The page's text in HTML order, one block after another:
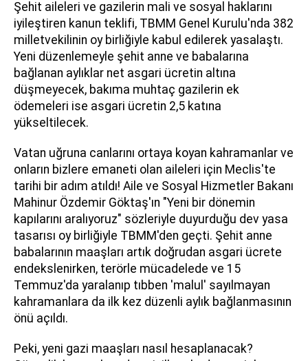
Şehit aileleri ve gazilerin mali ve sosyal haklarını
iyileştiren kanun teklifi, TBMM Genel Kurulu'nda 382
milletvekilinin oy birliğiyle kabul edilerek yasalaştı.
Yeni düzenlemeyle şehit anne ve babalarına
bağlanan aylıklar net asgari ücretin altına
düşmeyecek, bakıma muhtaç gazilerin ek
ödemeleri ise asgari ücretin 2,5 katına
yükseltilecek.
Vatan uğruna canlarını ortaya koyan kahramanlar ve
onların bizlere emaneti olan aileleri için Meclis'te
tarihi bir adım atıldı! Aile ve Sosyal Hizmetler Bakanı
Mahinur Özdemir Göktaş'ın "Yeni bir dönemin
kapılarını aralıyoruz" sözleriyle duyurduğu dev yasa
tasarısı oy birliğiyle TBMM'den geçti. Şehit anne
babalarının maaşları artık doğrudan asgari ücrete
endekslenirken, terörle mücadelede ve 15
Temmuz'da yaralanıp tıbben 'malul' sayılmayan
kahramanlara da ilk kez düzenli aylık bağlanmasının
önü açıldı.
Peki, yeni gazi maaşları nasıl hesaplanacak?